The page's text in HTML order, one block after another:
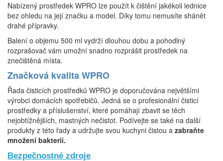
Nabízený prostředek WPRO lze použít k čištění jakékoli lednice
bez ohledu na její značku a model. Díky tomu nemusíte shánět
drahé přípravky.
Balení o objemu 500 ml vydrží dlouhou dobu a pohodlný
rozprašovač vám umožní snadno rozprášit prostředek na
znečištěná místa.
Značková kvalita WPRO
Řada čisticích prostředků WPRO je doporučována největšími
výrobci domácích spotřebičů. Jedná se o profesionální čisticí
prostředky a příslušenství, které pomáhají zbavit se těch
nejobtížnějších, mastných nečistot. Podívejte se také na další
produkty z této řady a udržujte svou kuchyni čistou a zabraňte
množení bakterií.
Bezpečnostné zdroje